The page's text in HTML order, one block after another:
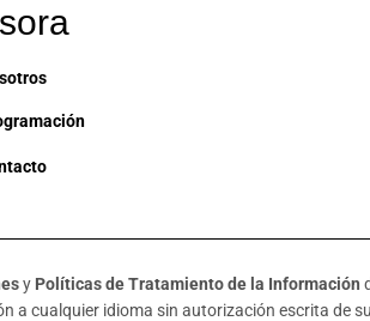
y Políticas de Tratamiento de la Información
a cualquier idioma sin autorización escrita de